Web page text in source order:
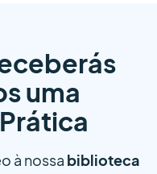
uma
à nossa biblioteca